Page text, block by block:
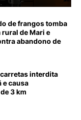
de frangos tomba
rural de Mari e
abandono de
interdita
e causa
3 km